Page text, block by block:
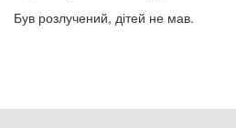
Був розлучений, дітей не мав.